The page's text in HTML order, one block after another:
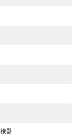
器